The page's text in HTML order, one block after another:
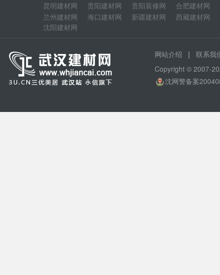
昆明建材网
贵阳建材网 贵阳装修网 合肥建材网
兰州建材网
海口建材网 新疆建材网 西藏建材网
沈阳建材网
网站介绍 | 联系我
Copyright © 2007-
沈网警备案